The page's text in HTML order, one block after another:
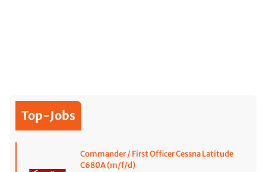
Top-Jobs
Commander / First Officer Cessna Latitude
C680A (m/f/d)